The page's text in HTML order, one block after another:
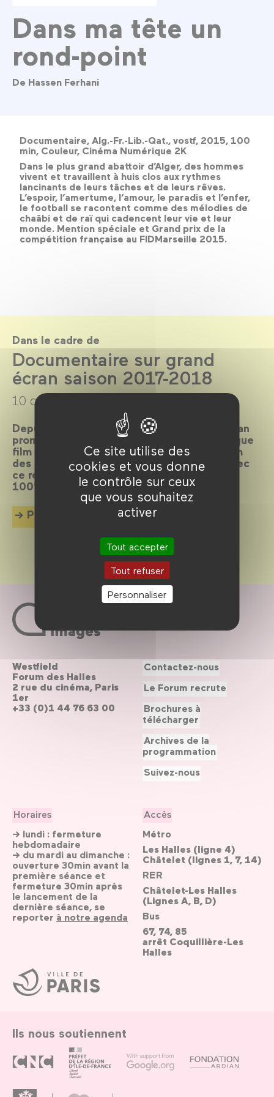
Ce site utilise des
cookies et vous donne
le contrôle sur ceux
que vous souhaitez
activer
Tout accepter
Tout refuser
Personnaliser
Dans ma tête un
rond-point
De Hassen Ferhani
Documentaire, Alg.-Fr.-Lib.-Qat., vostf, 2015, 100
min, Couleur, Cinéma Numérique 2K
Dans le plus grand abattoir d’Alger, des hommes
vivent et travaillent à huis clos aux rythmes
lancinants de leurs tâches et de leurs rêves.
L’espoir, l’amertume, l’amour, le paradis et l’enfer,
le football se racontent comme des mélodies de
chaâbi et de raï qui cadencent leur vie et leur
monde. Mention spéciale et Grand prix de la
compétition française au FIDMarseille 2015.
Dans le cadre de
Documentaire sur grand
écran saison 2017-2018
10 octobre 2017 →
Depuis 27 ans, Documentaire sur grand écran
promeut le documentaire en salle, en tant que
film à part entière. L’association et le Forum
des images poursuivent leur partenariat avec
ce rendez-vous mensuel, dans le cadre de
100% doc.
Plus d'info
Ville
de
Paris
Westfield
Forum des Halles
2 rue du cinéma, Paris
1er
+33 (0)1 44 76 63 00
Horaires
→ lundi : fermeture
hebdomadaire
→ du mardi au dimanche :
ouverture 30min avant la
première séance et
fermeture 30min après
le lancement de la
dernière séance, se
reporter à notre agenda
Accès
Métro
Les Halles (ligne 4)
Châtelet (lignes 1, 7, 14)
RER
Châtelet-Les Halles
(Lignes A, B, D)
Bus
67, 74, 85
arrêt Coquillière-Les
Halles
Contactez-nous
Le Forum recrute
Brochures à
télécharger
Archives de la
programmation
Suivez-nous
Ils nous soutiennent